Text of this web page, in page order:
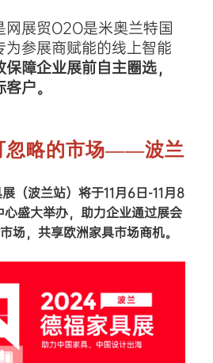
网展贸O2O是米奥兰特国
为参展商赋能的线上智能
保障企业展前自主圈选，
户。
忽略的市场——波兰
（波兰站）将于11月6日-11月8
心盛大举办，助力企业通过展会
场，共享欧洲家具市场商机。